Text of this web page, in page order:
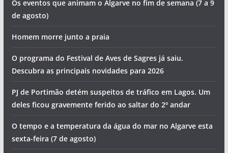
Os eventos que animam o Algarve no fim de semana (7 a 9
de agosto)
Homem morre junto a praia
O programa do Festival de Aves de Sagres já saiu.
Descubra as principais novidades para 2026
PJ de Portimão detém suspeitos de tráfico em Lagos. Um
deles ficou gravemente ferido ao saltar do 2º andar
O tempo e a temperatura da água do mar no Algarve esta
sexta-feira (7 de agosto)